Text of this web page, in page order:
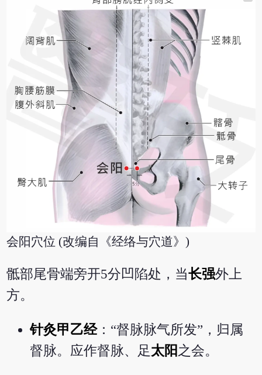
会阳穴位 (改编自《经络与穴道》)
骶部尾骨端旁开5分凹陷处，当长强外上
方。
针灸甲乙经：“督脉脉气所发”，归属
督脉。应作督脉、足太阳 之会。